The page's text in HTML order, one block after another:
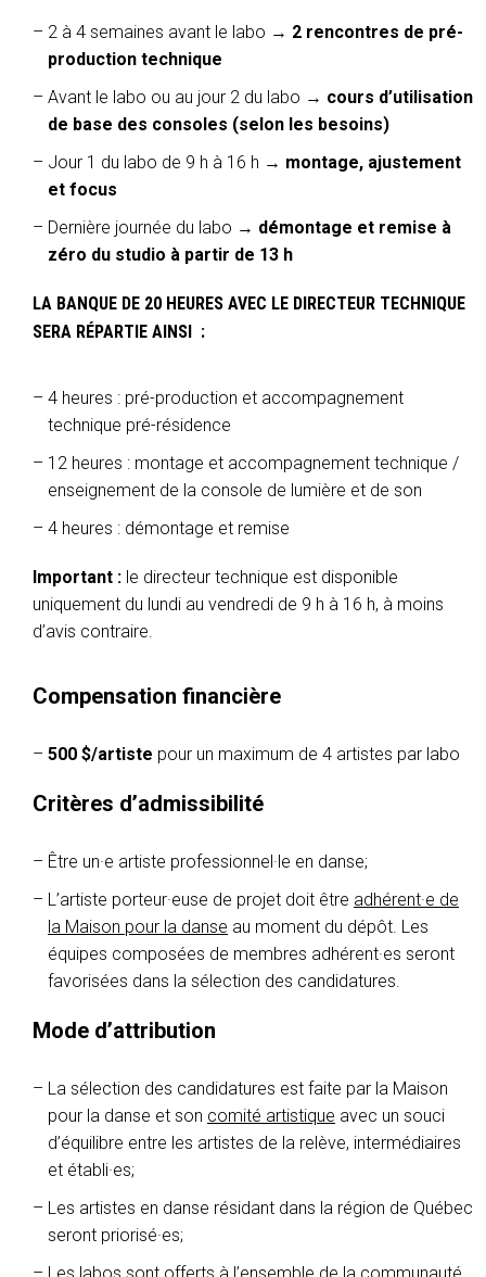
2 à 4 semaines avant le labo → 2 rencontres de pré-
production technique
Avant le labo ou au jour 2 du labo → cours d’utilisation
de base des consoles (selon les besoins)
Jour 1 du labo de 9 h à 16 h → montage, ajustement
et focus
Dernière journée du labo → démontage et remise à
zéro du studio à partir de 13 h
LA BANQUE DE 20 HEURES AVEC LE DIRECTEUR TECHNIQUE
SERA RÉPARTIE AINSI :
4 heures : pré-production et accompagnement
technique pré-résidence
12 heures : montage et accompagnement technique /
enseignement de la console de lumière et de son
4 heures : démontage et remise
Important : le directeur technique est disponible
uniquement du lundi au vendredi de 9 h à 16 h, à moins
d’avis contraire.
Compensation financière
500 $/artiste pour un maximum de 4 artistes par labo
Critères d’admissibilité
Être un·e artiste professionnel·le en danse;
L’artiste porteur·euse de projet doit être adhérent·e de
la Maison pour la danse au moment du dépôt. Les
équipes composées de membres adhérent·es seront
favorisées dans la sélection des candidatures.
Mode d’attribution
La sélection des candidatures est faite par la Maison
pour la danse et son comité artistique avec un souci
d’équilibre entre les artistes de la relève, intermédiaires
et établi·es;
Les artistes en danse résidant dans la région de Québec
seront priorisé·es;